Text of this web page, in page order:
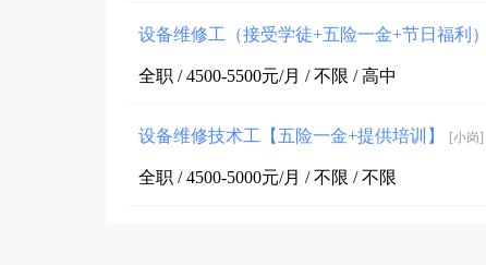
设备维修工（接受学徒+五险一金+节日福利）
全职 / 4500-5500元/月 / 不限 / 高中
设备维修技术工【五险一金+提供培训】 [小岗]
全职 / 4500-5000元/月 / 不限 / 不限